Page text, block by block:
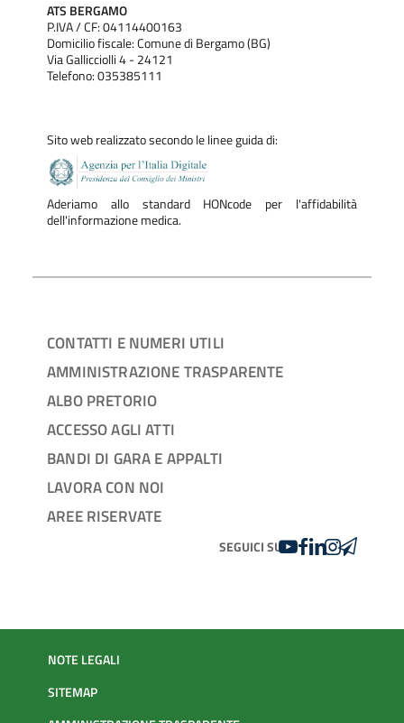
ATS BERGAMO
P.IVA / CF: 04114400163
Domicilio fiscale: Comune di Bergamo (BG)
Via Gallicciolli 4 - 24121
Telefono: 035385111
Sito web realizzato secondo le linee guida di:
Aderiamo allo standard HONcode per l'affidabilità
dell'informazione medica.
CONTATTI E NUMERI UTILI
AMMINISTRAZIONE TRASPARENTE
ALBO PRETORIO
ACCESSO AGLI ATTI
BANDI DI GARA E APPALTI
LAVORA CON NOI
AREE RISERVATE
SEGUICI SUYOUTUBE
FACEBOOK
LINKEDIN
INSTAGRAM
NOTE LEGALI
SITEMAP